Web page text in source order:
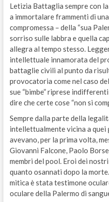
Letizia Battaglia sempre con
a immortalare frammenti di
compromessa – della “sua
sorriso sulle labbra e quella
allegra al tempo stesso.
intellettuale innamorata del
battaglie civili al punto da
provocatoria come nel caso
sue “bimbe” riprese
dire che certe cose “non si
Sempre dalla parte della
intellettualmente vicina a quei
avevano, per la prima volta,
Giovanni Falcone, Paolo
membri del pool. Eroi dei
quanto osannati dopo la
mitica è stata testimone
oculare della Palermo di